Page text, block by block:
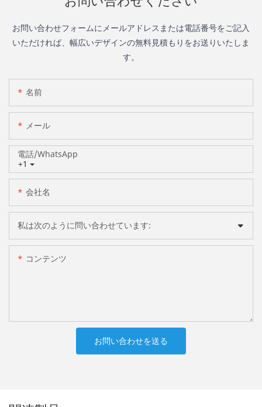
お問い合わせフォームにメールアドレスまたは電話番号をご記入
いただければ、幅広いデザインの無料見積もりをお送りいたしま
す。
名前
メール
+1
電話/WhatsApp
会社名
私は次のように問い合わせています:
コンテンツ
お問い合わせを送る